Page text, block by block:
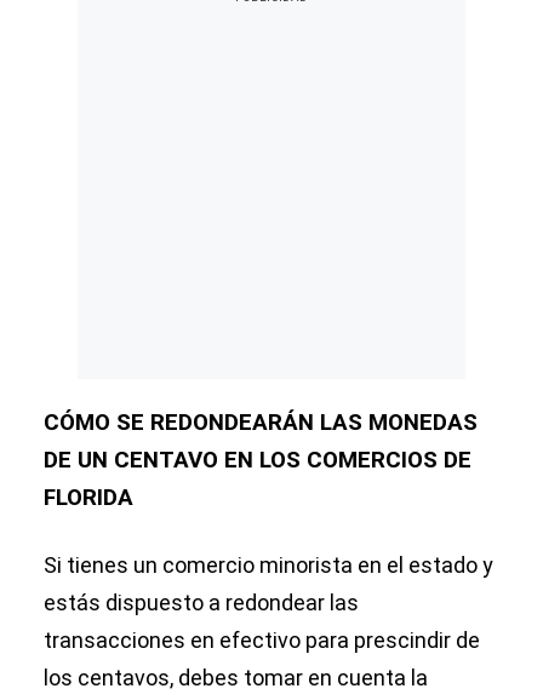
CÓMO SE REDONDEARÁN LAS MONEDAS
DE UN CENTAVO EN LOS COMERCIOS DE
FLORIDA
Si tienes un comercio minorista en el estado y
estás dispuesto a redondear las
transacciones en efectivo para prescindir de
los centavos, debes tomar en cuenta la